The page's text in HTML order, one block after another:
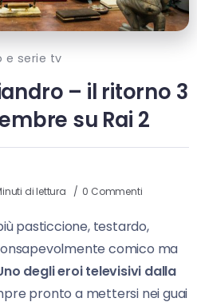
e serie tv
– il ritorno 3
su Rai 2
di lettura 0 Commenti
pasticcione, testardo,
comico ma
degli eroi televisivi dalla
pronto a mettersi nei guai